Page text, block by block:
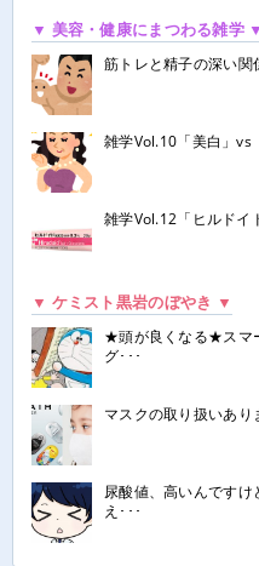
▼ 美容・健康にまつわる雑学 ▼
筋トレと精子の深い関
雑学Vol.10「美白」vs
雑学Vol.12「ヒルドイ
▼ ケミスト黒岩のぼやき ▼
★頭が良くなる★スマ
グ･･･
マスクの取り扱いあり
尿酸値、高いんです
え･･･